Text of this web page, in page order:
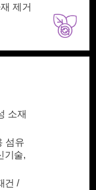
제거
소재
섬유
기술,
건 /